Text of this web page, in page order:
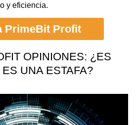
y eficiencia.
PrimeBit Profit
OPINIONES: ¿ES
UNA ESTAFA?